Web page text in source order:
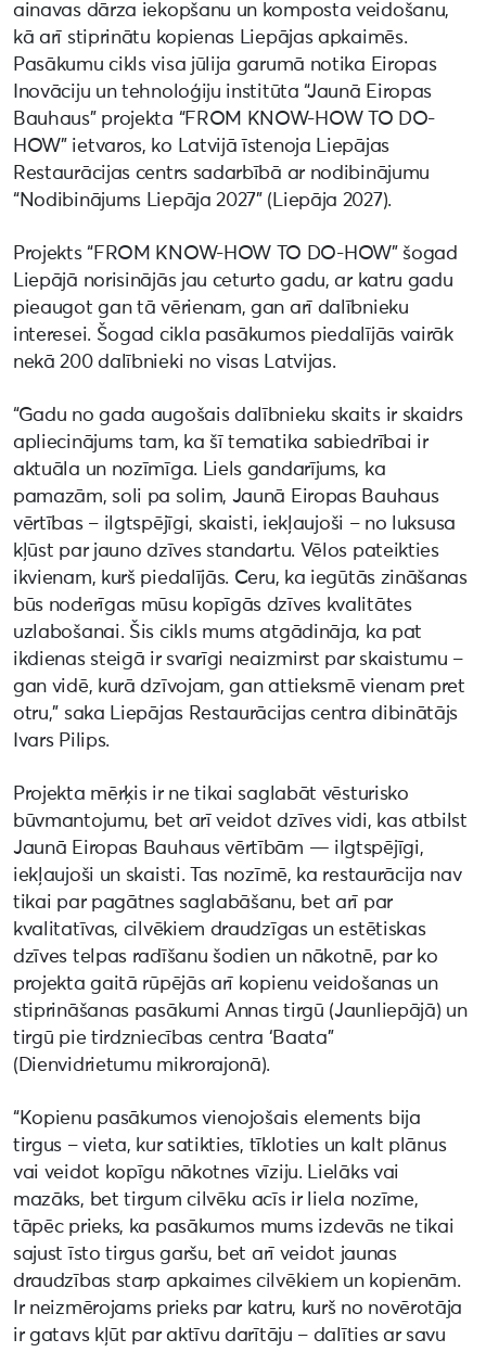
ainavas dārza iekopšanu un komposta veidošanu,
kā arī stiprinātu kopienas Liepājas apkaimēs.
Pasākumu cikls visa jūlija garumā notika Eiropas
Inovāciju un tehnoloģiju institūta “Jaunā Eiropas
Bauhaus” projekta “FROM KNOW-HOW TO DO-
HOW” ietvaros, ko Latvijā īstenoja Liepājas
Restaurācijas centrs sadarbībā ar nodibinājumu
“Nodibinājums Liepāja 2027” (Liepāja 2027).
Projekts “FROM KNOW-HOW TO DO-HOW” šogad
Liepājā norisinājās jau ceturto gadu, ar katru gadu
pieaugot gan tā vērienam, gan arī dalībnieku
interesei. Šogad cikla pasākumos piedalījās vairāk
nekā 200 dalībnieki no visas Latvijas.
“Gadu no gada augošais dalībnieku skaits ir skaidrs
apliecinājums tam, ka šī tematika sabiedrībai ir
aktuāla un nozīmīga. Liels gandarījums, ka
pamazām, soli pa solim, Jaunā Eiropas Bauhaus
vērtības – ilgtspējīgi, skaisti, iekļaujoši – no luksusa
kļūst par jauno dzīves standartu. Vēlos pateikties
ikvienam, kurš piedalījās. Ceru, ka iegūtās zināšanas
būs noderīgas mūsu kopīgās dzīves kvalitātes
uzlabošanai. Šis cikls mums atgādināja, ka pat
ikdienas steigā ir svarīgi neaizmirst par skaistumu –
gan vidē, kurā dzīvojam, gan attieksmē vienam pret
otru,” saka Liepājas Restaurācijas centra dibinātājs
Ivars Pilips.
Projekta mērķis ir ne tikai saglabāt vēsturisko
būvmantojumu, bet arī veidot dzīves vidi, kas atbilst
Jaunā Eiropas Bauhaus vērtībām — ilgtspējīgi,
iekļaujoši un skaisti. Tas nozīmē, ka restaurācija nav
tikai par pagātnes saglabāšanu, bet arī par
kvalitatīvas, cilvēkiem draudzīgas un estētiskas
dzīves telpas radīšanu šodien un nākotnē, par ko
projekta gaitā rūpējās arī kopienu veidošanas un
stiprināšanas pasākumi Annas tirgū (Jaunliepājā) un
tirgū pie tirdzniecības centra ‘Baata”
(Dienvidrietumu mikrorajonā).
“Kopienu pasākumos vienojošais elements bija
tirgus – vieta, kur satikties, tīkloties un kalt plānus
vai veidot kopīgu nākotnes vīziju. Lielāks vai
mazāks, bet tirgum cilvēku acīs ir liela nozīme,
tāpēc prieks, ka pasākumos mums izdevās ne tikai
sajust īsto tirgus garšu, bet arī veidot jaunas
draudzības starp apkaimes cilvēkiem un kopienām.
Ir neizmērojams prieks par katru, kurš no novērotāja
ir gatavs kļūt par aktīvu darītāju – dalīties ar savu